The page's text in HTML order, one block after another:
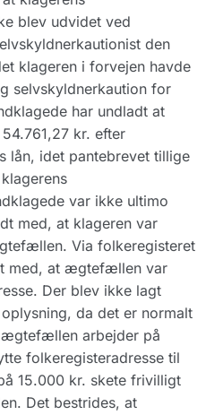
blev udvidet ved
den
klageren i forvejen havde
selvskyldnerkaution for
har undladt at
kr. efter
lån, idet pantebrevet tillige
var ikke ultimo
med, at klageren var
Via folkeregisteret
med, at ægtefællen var
Der blev ikke lagt
da det er normalt
arbejder på
folkeregisteradresse til
15.000 kr. skete frivilligt
Det bestrides, at